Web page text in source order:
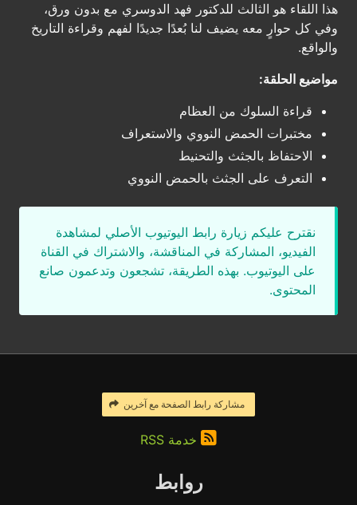
هذا اللقاء هو الثالث للدكتور فهد الدوسري مع بدون ورق،
وفي كل حوارٍ معه يضيف لنا بُعدًا جديدًا لفهم وقراءة التاريخ
والواقع.
مواضيع الحلقة:
قراءة السلوك من العظام
مختبرات الحمض النووي والاستعراف
الاحتفاظ بالجثث والتحنيط
التعرف على الجثث بالحمض النووي
نقترح عليكم زيارة رابط اليوتيوب الأصلي لمشاهدة
الفيديو، المشاركة في المناقشة، والاشتراك في القناة
على اليوتيوب. بهذه الطريقة، تشجعون وتدعمون صانع
المحتوى.
مشاركة رابط الصفحة مع آخرين
خدمة RSS
روابط